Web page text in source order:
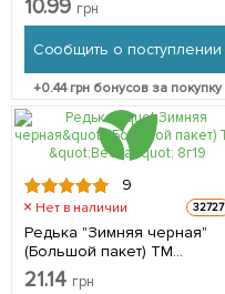
10.99 грн
Сообщить о поступлении
+0.44грн бонусов за покупку
9
Нет в наличии 32727
Редька "Зимняя черная"
(Большой пакет) ТМ
"Весна" 8г
21.14 грн